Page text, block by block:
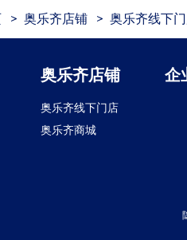
> 奥乐齐店铺 > 奥乐齐线下
奥乐齐店铺
奥乐齐线下门店
奥乐齐商城
企